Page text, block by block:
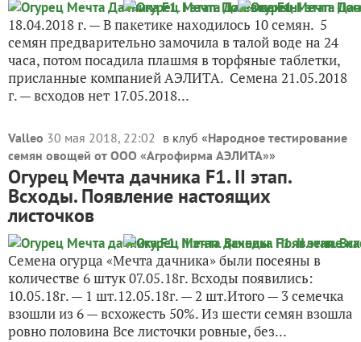
18.04.2018 г. — В пакетике находилось 10 семян. 5
семян предварительно замочила в талой воде на 24
часа, потом посадила плашмя в торфяные таблетки,
присланные компанией АЭЛИТА. Семена 21.05.2018
г. — всходов нет 17.05.2018...
Valleo 30 мая 2018, 22:02 в клуб «Народное тестирование
семян овощей от ООО «Агрофирма АЭЛИТА»»
Огурец Мечта дачника F1. II этап.
Всходы. Появление настоящих
листочков
Семена огурца «Мечта дачника» были посеяны в
количестве 6 штук 07.05.18г. Всходы появились:
10.05.18г. — 1 шт.12.05.18г. — 2 шт.Итого — 3 семечка
взошли из 6 — всхожесть 50%. Из шести семян взошла
ровно половина Все листочки ровные, без...